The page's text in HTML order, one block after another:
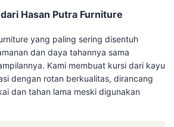
Hasan Putra Furniture
yang paling sering disentuh
dan daya tahannya sama
Kami membuat kursi dari kayu
dengan rotan berkualitas, dirancang
dan tahan lama meski digunakan